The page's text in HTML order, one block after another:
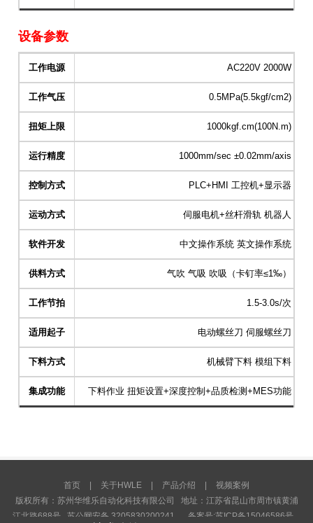
设备参数
工作电源 AC220V 2000W
工作气压 0.5MPa(5.5kgf/cm2)
扭矩上限 1000kgf.cm(100N.m)
运行精度 1000mm/sec ±0.02mm/axis
控制方式 PLC+HMI 工控机+显示器
运动方式 伺服电机+丝杆滑轨 机器人
软件开发 中文操作系统 英文操作系统
供料方式 气吹 气吸 吹吸（卡钉率≤1‰）
工作节拍 1.5-3.0s/次
适用起子 电动螺丝刀 伺服螺丝刀
下料方式 机械臂下料 模组下料
集成功能 下料作业 扭矩设置+深度控制+品质检测+MES功能
首页 | 关于HWLE | 产品介绍 |
视频案例
版权所有：苏州华维乐自动化科技有限公司 地址：江苏省昆山市周市镇黄浦
江北路688号 苏公网安备 3205830200241
备案号:苏ICP备15046586号